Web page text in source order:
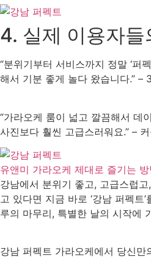
4. 실제 이용자들
“분위기부터 서비스까지 정말 ‘퍼
해서 기분 좋게 놀다 왔습니다.”
“가라오케 룸이 넓고 깔끔해서 데
사진보다 훨씬 고급스러워요.” –
유앤미 가라오케 제대로 즐기는
강남에서 분위기 좋고, 고급스럽
고 있다면 지금 바로 ‘강남 퍼펙트
루의 마무리, 특별한 날의 시작에
강남 퍼펙트 가라오케에서 당신만